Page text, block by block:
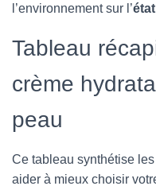
l’environnement sur l’
Tableau
crème
peau
Ce tableau synthétise
aider à mieux choisir